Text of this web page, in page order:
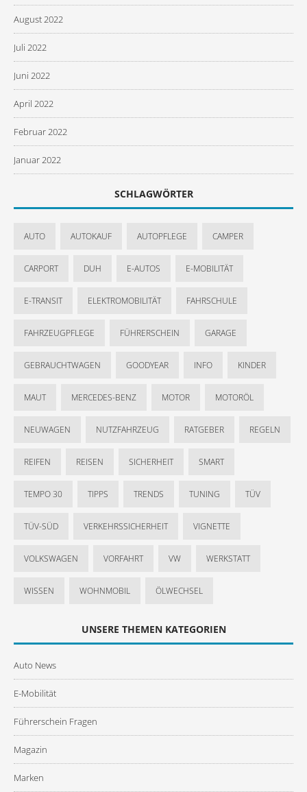
August 2022
Juli 2022
Juni 2022
April 2022
Februar 2022
Januar 2022
SCHLAGWÖRTER
AUTO AUTOKAUF AUTOPFLEGE CAMPER
CARPORT DUH E-AUTOS E-MOBILITÄT
E-TRANSIT ELEKTROMOBILITÄT FAHRSCHULE
FAHRZEUGPFLEGE FÜHRERSCHEIN GARAGE
GEBRAUCHTWAGEN GOODYEAR INFO KINDER
MAUT MERCEDES-BENZ MOTOR MOTORÖL
NEUWAGEN NUTZFAHRZEUG RATGEBER REGELN
REIFEN REISEN SICHERHEIT SMART
TEMPO 30 TIPPS TRENDS TUNING TÜV
TÜV-SÜD VERKEHRSSICHERHEIT VIGNETTE
VOLKSWAGEN VORFAHRT VW WERKSTATT
WISSEN WOHNMOBIL ÖLWECHSEL
UNSERE THEMEN KATEGORIEN
Auto News
E-Mobilität
Führerschein Fragen
Magazin
Marken